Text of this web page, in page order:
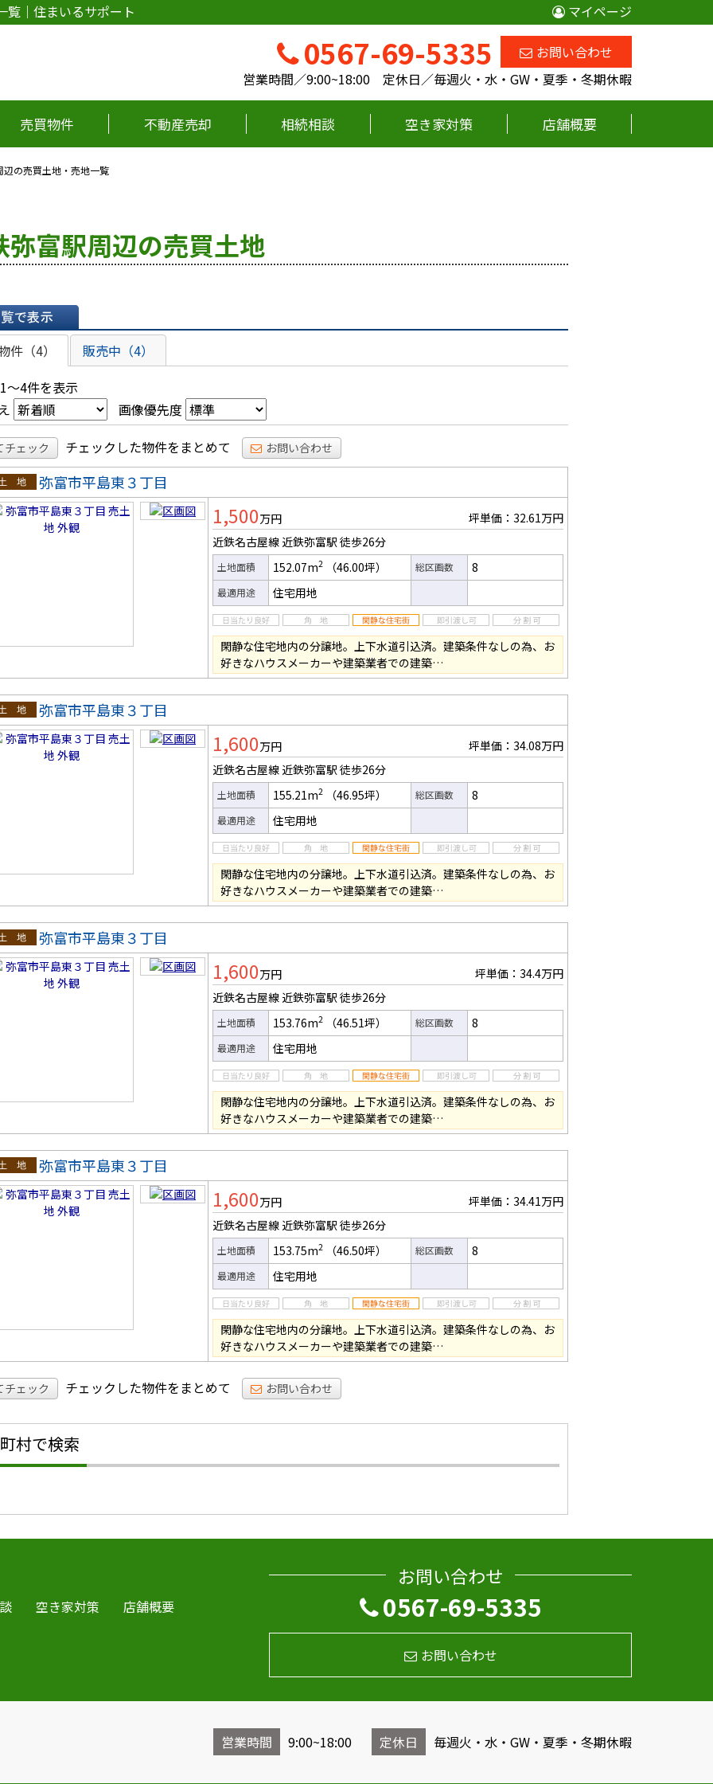
覧｜住まいるサポート マイページ
0567-69-5335
お問い合わせ
営業時間／9:00~18:00 定休日／毎週火・水・GW・夏季・冬期休暇
売買物件 不動産売却 相続相談 空き家対策 店舗概要
の売買土地・売地一覧
弥富駅周辺の売買土地
示
件（4）
販売中（4）
～4件を表示
画像優先度
チェック チェックした物件をまとめて お問い合わせ
地
弥富市平島東３丁目
1,500万円
坪単価：32.61万円
近鉄名古屋線 近鉄弥富駅 徒歩26分
土地面積 152.07m2 （46.00坪） 総区画数 8
最適用途 住宅用地
閑静な住宅地内の分譲地。上下水道引込済。建築条件なしの為、お
好きなハウスメーカーや建築業者での建築…
地
弥富市平島東３丁目
1,600万円
坪単価：34.08万円
近鉄名古屋線 近鉄弥富駅 徒歩26分
土地面積 155.21m2 （46.95坪） 総区画数 8
最適用途 住宅用地
閑静な住宅地内の分譲地。上下水道引込済。建築条件なしの為、お
好きなハウスメーカーや建築業者での建築…
地
弥富市平島東３丁目
1,600万円
坪単価：34.4万円
近鉄名古屋線 近鉄弥富駅 徒歩26分
土地面積 153.76m2 （46.51坪） 総区画数 8
最適用途 住宅用地
閑静な住宅地内の分譲地。上下水道引込済。建築条件なしの為、お
好きなハウスメーカーや建築業者での建築…
地
弥富市平島東３丁目
1,600万円
坪単価：34.41万円
近鉄名古屋線 近鉄弥富駅 徒歩26分
土地面積 153.75m2 （46.50坪） 総区画数 8
最適用途 住宅用地
閑静な住宅地内の分譲地。上下水道引込済。建築条件なしの為、お
好きなハウスメーカーや建築業者での建築…
チェック チェックした物件をまとめて お問い合わせ
村で検索
空き家対策 店舗概要
お問い合わせ
0567-69-5335
お問い合わせ
営業時間 9:00~18:00 定休日 毎週火・水・GW・夏季・冬期休暇